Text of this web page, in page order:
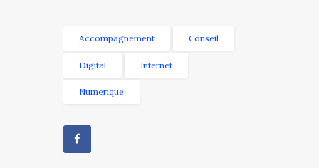
Accompagnement Conseil
Digital Internet
Numerique